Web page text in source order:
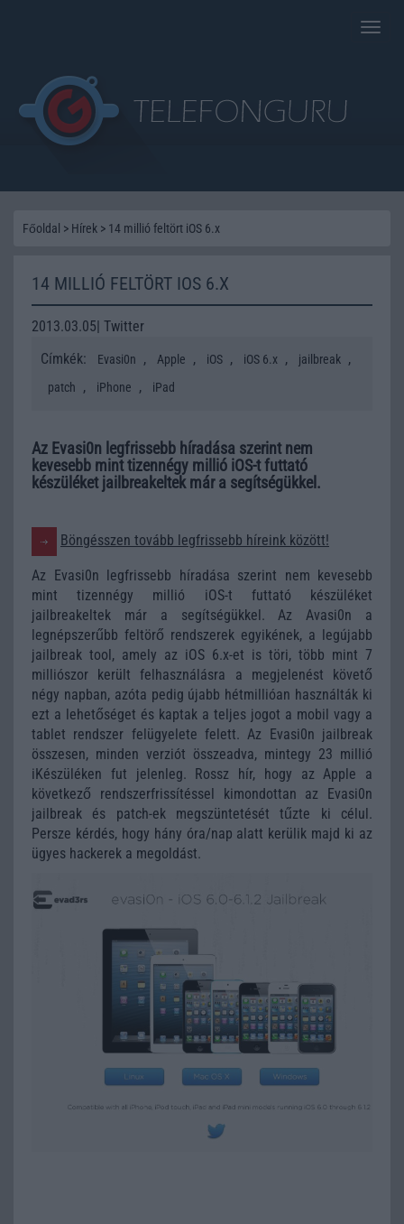
Toggle
Főoldal > Hírek > 14 millió feltört iOS 6.x
14 MILLIÓ FELTÖRT IOS 6.X
2013.03.05| Twitter
Címkék:
Evasi0n , Apple , iOS , iOS 6.x , jailbreak ,
patch , iPhone , iPad
Az Evasi0n legfrissebb híradása szerint nem
kevesebb mint tizennégy millió iOS-t futtató
készüléket jailbreakeltek már a segítségükkel.
Böngésszen tovább legfrissebb híreink között!
Az Evasi0n legfrissebb híradása szerint nem kevesebb
mint tizennégy millió iOS-t futtató készüléket
jailbreakeltek már a segítségükkel. Az Avasi0n a
legnépszerűbb feltörő rendszerek egyikének, a legújabb
jailbreak tool, amely az iOS 6.x-et is töri, több mint 7
milliószor került felhasználásra a megjelenést követő
négy napban, azóta pedig újabb hétmillióan használták ki
ezt a lehetőséget és kaptak a teljes jogot a mobil vagy a
tablet rendszer felügyelete felett. Az Evasi0n jailbreak
összesen, minden verziót összeadva, mintegy 23 millió
iKészüléken fut jelenleg. Rossz hír, hogy az Apple a
következő rendszerfrissítéssel kimondottan az Evasi0n
jailbreak és patch-ek megszüntetését tűzte ki célul.
Persze kérdés, hogy hány óra/nap alatt kerülik majd ki az
ügyes hackerek a megoldást.